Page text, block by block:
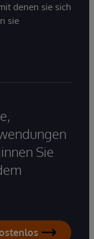
denen sie sich
sie
Sie